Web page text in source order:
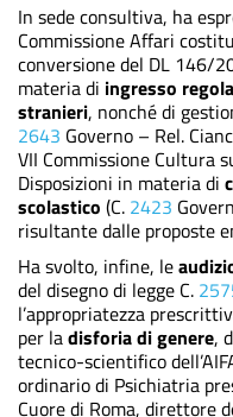
In sede consultiva, ha
Commissione Affari
conversione del DL 146/
materia di ingresso
stranieri, nonché di
2643 Governo – Rel.
VII Commissione Cultura
Disposizioni in materia di
scolastico (C. 2423
risultante dalle proposte
Ha svolto, infine, le
del disegno di legge C.
l’appropriatezza
per ladisforia di genere,
tecnico-scientifico
ordinario di Psichiatria
Cuore di Roma, direttore